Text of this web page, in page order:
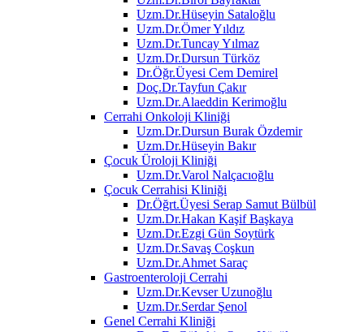
Uzm.Dr.Hüseyin Sataloğlu
Uzm.Dr.Ömer Yıldız
Uzm.Dr.Tuncay Yılmaz
Uzm.Dr.Dursun Türköz
Dr.Öğr.Üyesi Cem Demirel
Doç.Dr.Tayfun Çakır
Uzm.Dr.Alaeddin Kerimoğlu
Cerrahi Onkoloji Kliniği
Uzm.Dr.Dursun Burak Özdemir
Uzm.Dr.Hüseyin Bakır
Çocuk Üroloji Kliniği
Uzm.Dr.Varol Nalçacıoğlu
Çocuk Cerrahisi Kliniği
Dr.Öğrt.Üyesi Serap Samut Bülbül
Uzm.Dr.Hakan Kaşif Başkaya
Uzm.Dr.Ezgi Gün Soytürk
Uzm.Dr.Savaş Coşkun
Uzm.Dr.Ahmet Saraç
Gastroenteroloji Cerrahi
Uzm.Dr.Kevser Uzunoğlu
Uzm.Dr.Serdar Şenol
Genel Cerrahi Kliniği